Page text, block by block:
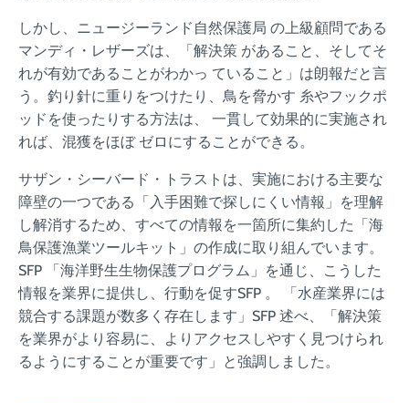
しかし、ニュージーランド自然保護局 の上級顧問である
マンディ・レザーズは、「解決策 があること、そしてそ
れが有効であることがわかっ ていること」は朗報だと言
う。釣り針に重りをつけたり、鳥を脅かす 糸やフックポ
ッドを使ったりする方法は、 一貫して効果的に実施され
れば、混獲をほぼ ゼロにすることができる。
サザン・シーバード・トラストは、実施における主要な
障壁の一つである「入手困難で探しにくい情報」を理解
し解消するため、すべての情報を一箇所に集約した「海
鳥保護漁業ツールキット」の作成に取り組んでいます。
SFP 「海洋野生生物保護プログラム」を通じ、こうした
情報を業界に提供し、行動を促すSFP 。 「水産業界には
競合する課題が数多く存在します」SFP 述べ、「解決策
を業界がより容易に、よりアクセスしやすく見つけられ
るようにすることが重要です」と強調しました。